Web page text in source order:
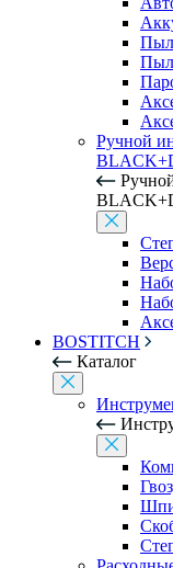
Ручной
BOSTITCH
Каталог